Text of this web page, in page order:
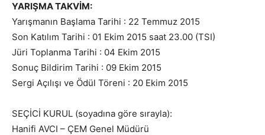
YARIŞMA TAKVİM:
Yarışmanın Başlama Tarihi : 22 Temmuz 2015
Son Katılım Tarihi : 01 Ekim 2015 saat 23.00 (TSI)
Jüri Toplanma Tarihi : 04 Ekim 2015
Sonuç Bildirim Tarihi : 09 Ekim 2015
Sergi Açılışı ve Ödül Töreni : 20 Ekim 2015
SEÇİCİ KURUL (soyadına göre sırayla):
Hanifi AVCI – ÇEM Genel Müdürü